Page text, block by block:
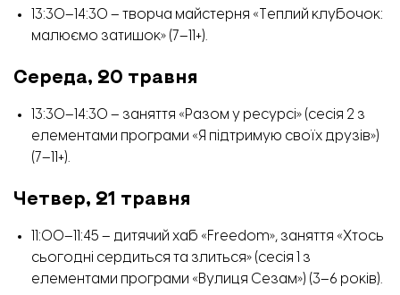
13:30–14:30 – творча майстерня «Теплий клубочок:
малюємо затишок» (7–11+).
Середа, 20 травня
13:30–14:30 – заняття «Разом у ресурсі» (сесія 2 з
елементами програми «Я підтримую своїх друзів»)
(7–11+).
Четвер, 21 травня
11:00–11:45 – дитячий хаб «Freedom», заняття «Хтось
сьогодні сердиться та злиться» (сесія 1 з
елементами програми «Вулиця Сезам») (3–6 років).